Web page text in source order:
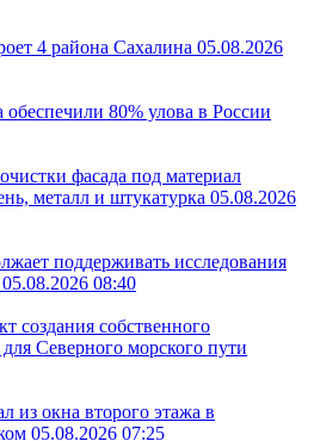
4 района Сахалина 05.08.2026
80% улова в России
фасада под материал
металл и штукатурка 05.08.2026
поддерживать исследования
05.08.2026 08:40
создания собственного
Северного морского пути
из окна второго этажа в
05.08.2026 07:25